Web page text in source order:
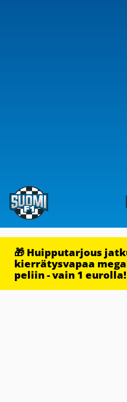
🎁 Huipputarjous
kierrätysvapaa
peliin - vain 1 eurolla!